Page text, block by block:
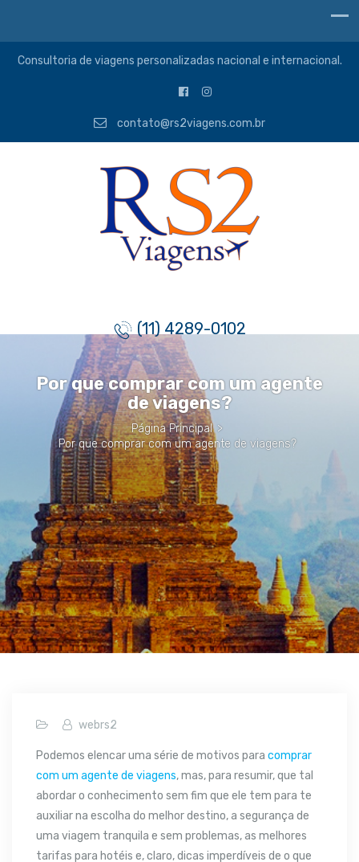
Consultoria de viagens personalizadas nacional e internacional.
contato@rs2viagens.com.br
(11) 4289-0102
Por que comprar com um agente
de viagens?
Página Principal >
Por que comprar com um agente de viagens?
webrs2
Podemos elencar uma série de motivos para comprar
com um agente de viagens, mas, para resumir, que tal
abordar o conhecimento sem fim que ele tem para te
auxiliar na escolha do melhor destino, a segurança de
uma viagem tranquila e sem problemas, as melhores
tarifas para hotéis e, claro, dicas imperdíveis de o que